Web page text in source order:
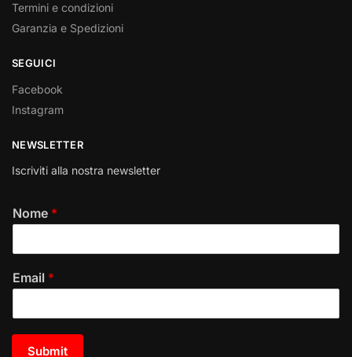
Termini e condizioni
Garanzia e Spedizioni
SEGUICI
Facebook
Instagram
NEWSLETTER
Iscriviti alla nostra newsletter
Nome *
Email *
Submit